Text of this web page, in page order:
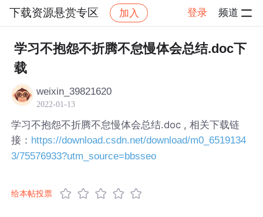
下载资源悬赏专区 加入 登录 频道
社区 下载资源悬赏专区 帖子详情
学习不抱怨不折腾不怠慢体会总结.doc下
载
weixin_39821620
2022-01-13
学习不抱怨不折腾不怠慢体会总结.doc , 相关下载链
接： https://download.csdn.net/download/m0_6519134
3/75576933?utm_source=bbsseo
给本帖投票